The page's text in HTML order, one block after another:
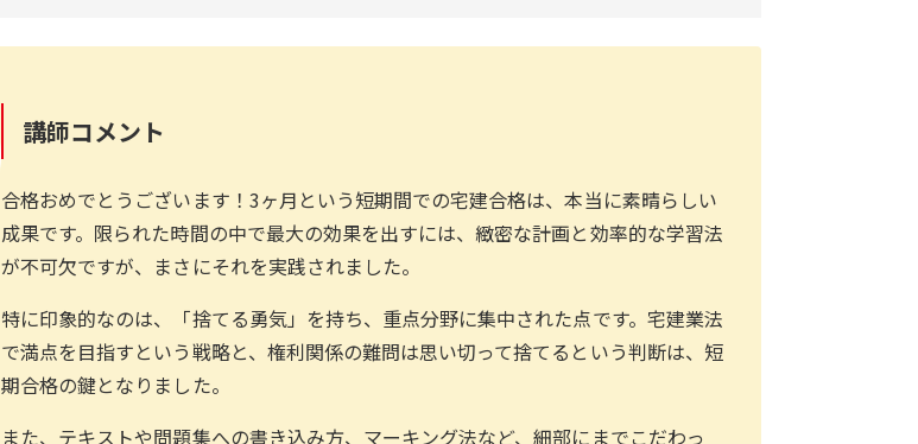
講師コメント
合格おめでとうございます！3ヶ月という短期間での宅建合格は、本当に素晴らしい
成果です。限られた時間の中で最大の効果を出すには、緻密な計画と効率的な学習法
が不可欠ですが、まさにそれを実践されました。
特に印象的なのは、「捨てる勇気」を持ち、重点分野に集中された点です。宅建業法
で満点を目指すという戦略と、権利関係の難問は思い切って捨てるという判断は、短
期合格の鍵となりました。
また、テキストや問題集への書き込み方、マーキング法など、細部にまでこだわっ